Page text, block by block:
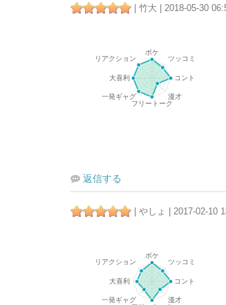
| 竹大 | 2018-05-30
返信する
| やしょ | 2017-02-10